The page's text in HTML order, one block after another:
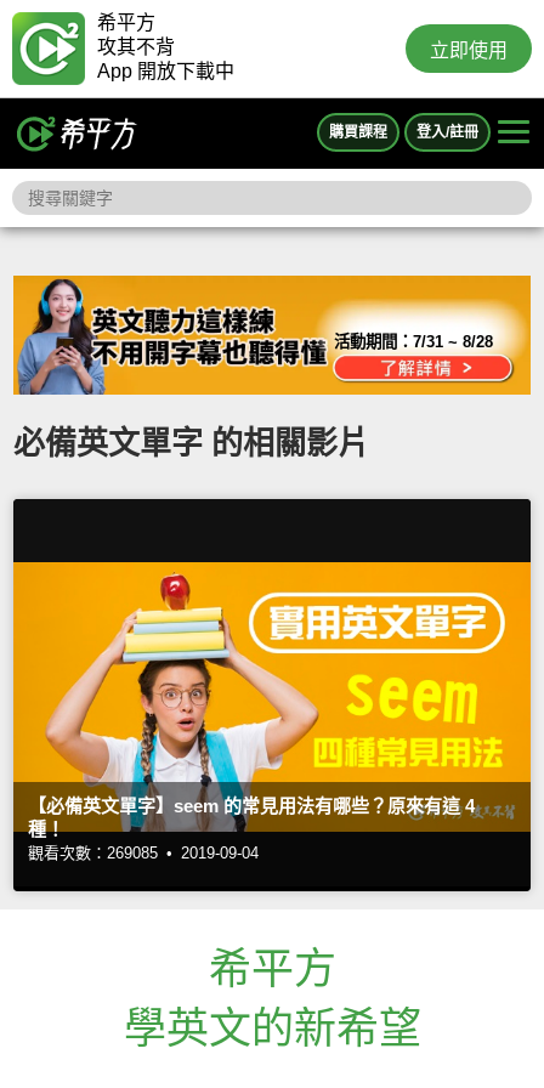
希平方
攻其不背
App 開放下載中
立即使用
購買課程 登入/註冊
活動期間：7/31 ~ 8/28
必備英文單字 的相關影片
【必備英文單字】seem 的常見用法有哪些？原來有這 4
種！
觀看次數：269085 • 2019-09-04
希平方
學英文的新希望